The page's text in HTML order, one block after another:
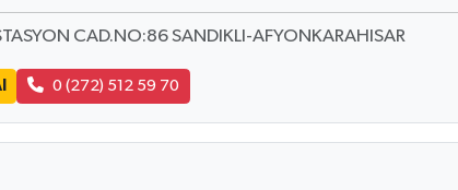
CAD.NO:86 SANDIKLI-AFYONKARAHISAR
0 (272) 512 59 70